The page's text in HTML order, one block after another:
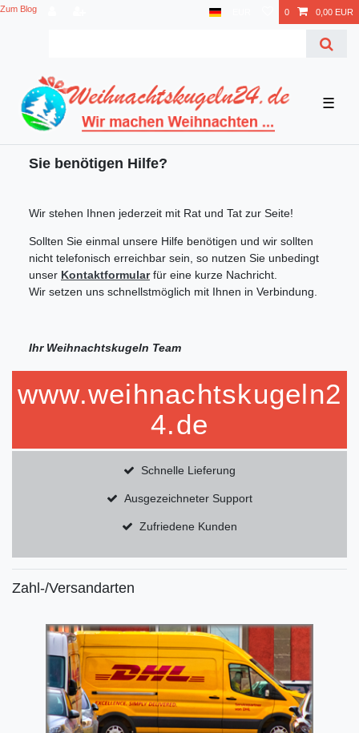
Zum Blog 0 0,00 EUR
☰
Sie benötigen Hilfe?
Wir stehen Ihnen jederzeit mit Rat und Tat zur Seite!
Sollten Sie einmal unsere Hilfe benötigen und wir sollten
nicht telefonisch erreichbar sein, so nutzen Sie unbedingt
unser Kontaktformularfür eine kurze Nachricht.
Wir setzen uns schnellstmöglich mit Ihnen in Verbindung.
Ihr Weihnachtskugeln Team
www.weihnachtskugeln2
4.de
Schnelle Lieferung
Ausgezeichneter Support
Zufriedene Kunden
Zahl-/Versandarten